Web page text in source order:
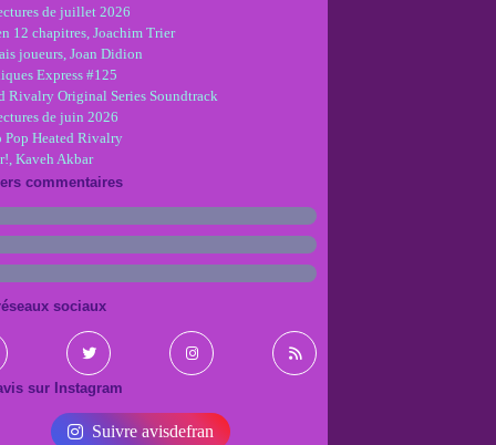
de juillet 2026
12 chapitres, Joachim Trier
joueurs, Joan Didion
Express #125
Rivalry Original Series Soundtrack
de juin 2026
Pop Heated Rivalry
Kaveh Akbar
commentaires
sociaux
sur Instagram
Suivre avisdefran